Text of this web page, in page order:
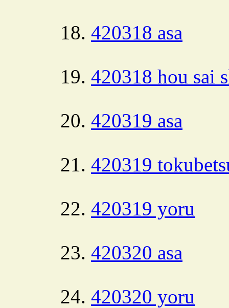
420318 asa
420318 hou sai
420319 asa
420319
420319 yoru
420320 asa
420320 yoru